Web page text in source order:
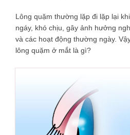
Lông quặm thường lặp đi lặp lại
ngáy, khó chịu, gây ảnh hưởng
và các hoạt động thường ngày.
lông quặm ở mắt là gì?